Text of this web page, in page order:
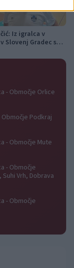
Iz igralca v
Slovenj Gradec se
- Območje Orlice
Podkraj
- Območje Mute
- Območje
Suhi Vrh, Dobrava
- Območje